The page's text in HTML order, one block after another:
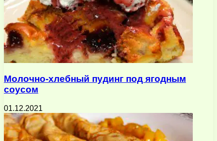
Молочно-хлебный пудинг под ягодным
соусом
01.12.2021